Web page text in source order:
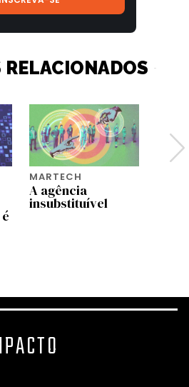
MARTECH
A agência
insubstituível